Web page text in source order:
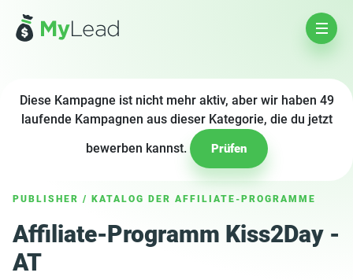
Diese Kampagne ist nicht mehr aktiv, aber wir haben 49
laufende Kampagnen aus dieser Kategorie, die du jetzt
bewerben kannst.
Prüfen
PUBLISHER / KATALOG DER AFFILIATE-PROGRAMME
Affiliate-Programm Kiss2Day -
AT